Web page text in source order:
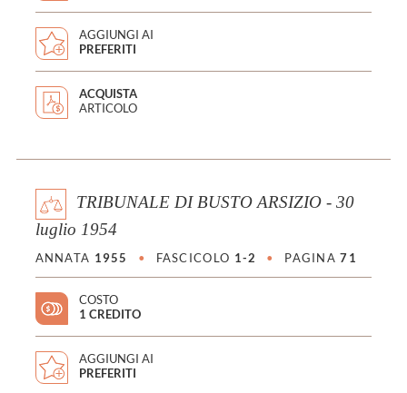
AGGIUNGI AI
PREFERITI
ACQUISTA
ARTICOLO
TRIBUNALE DI BUSTO ARSIZIO - 30
luglio 1954
ANNATA 1955 • FASCICOLO 1-2 • PAGINA71
COSTO
1 CREDITO
AGGIUNGI AI
PREFERITI